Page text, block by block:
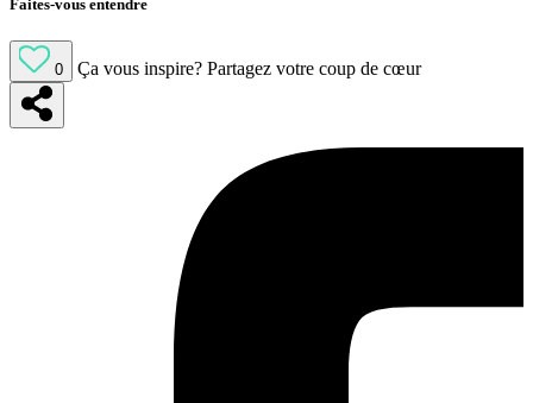
Faites-vous entendre
0 Ça vous inspire? Partagez votre coup de cœur